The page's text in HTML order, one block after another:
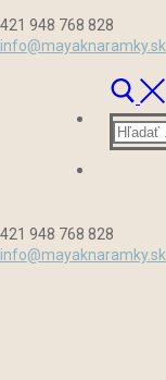
na
421 948 768 828
info@mayaknaramky.sk
Hľadať:
421 948 768 828
info@mayaknaramky.sk